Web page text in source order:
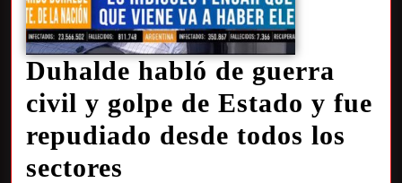
Duhalde habló de guerra
civil y golpe de Estado y fue
repudiado desde todos los
sectores